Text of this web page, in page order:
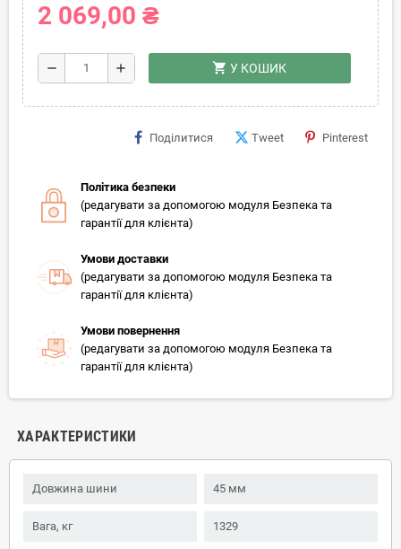
2 069,00 ₴
remove add shopping_cart У КОШИК
Поділитися Tweet Pinterest
Політика безпеки
(редагувати за допомогою модуля Безпека та
гарантії для клієнта)
Умови доставки
(редагувати за допомогою модуля Безпека та
гарантії для клієнта)
Умови повернення
(редагувати за допомогою модуля Безпека та
гарантії для клієнта)
ХАРАКТЕРИСТИКИ
Довжина шини 45 мм
Вага, кг 1329